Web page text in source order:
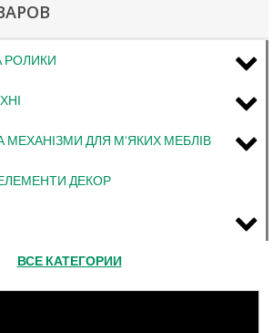
РОЛИКИ
МЕХАНІЗМИ ДЛЯ М'ЯКИХ МЕБЛІВ
ДЕКОР
ВСЕ КАТЕГОРИИ